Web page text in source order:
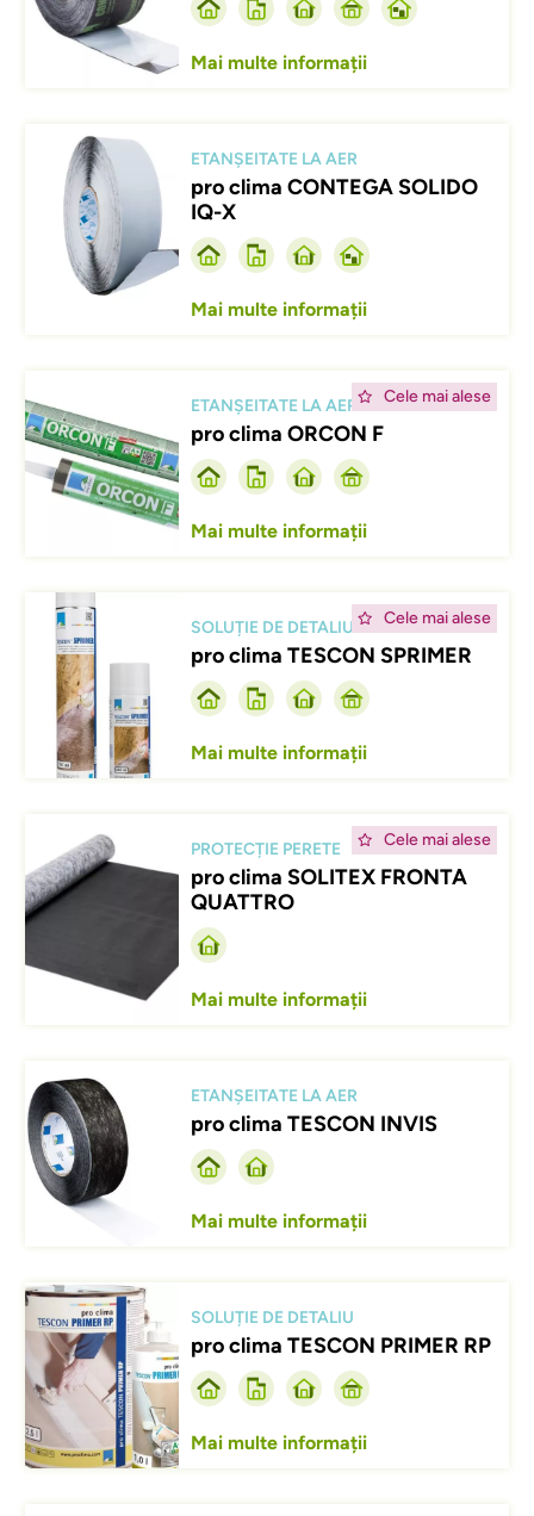
Mai multe informații
Afbeelding
ETANȘEITATE LA AER
pro clima CONTEGA SOLIDO
IQ-X
Mai multe informații
Cele mai alese
ETANȘEITATE LA AER
pro clima ORCON F
Mai multe informații
Cele mai alese
Afbeelding
SOLUȚIE DE DETALIU
pro clima TESCON SPRIMER
Mai multe informații
Cele mai alese
PROTECȚIE PERETE
pro clima SOLITEX FRONTA
QUATTRO
Mai multe informații
Afbeelding
ETANȘEITATE LA AER
pro clima TESCON INVIS
Mai multe informații
Afbeelding
SOLUȚIE DE DETALIU
pro clima TESCON PRIMER RP
Mai multe informații